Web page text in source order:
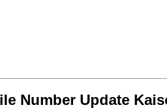
Number Update